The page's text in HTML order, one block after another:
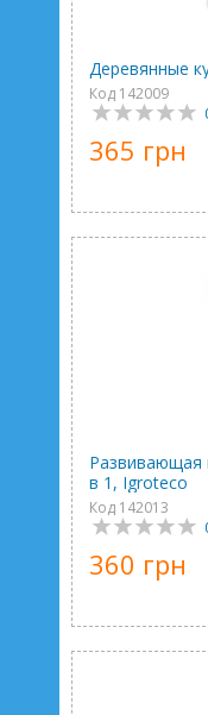
Деревянные
Код 142009
365 грн
Развивающая
в 1, Igroteco
Код 142013
360 грн